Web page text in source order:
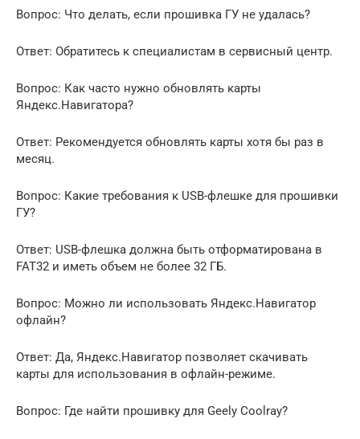
Вопрос: Что делать, если прошивка ГУ не удалась?
Ответ: Обратитесь к специалистам в сервисный центр.
Вопрос: Как часто нужно обновлять карты
Яндекс.Навигатора?
Ответ: Рекомендуется обновлять карты хотя бы раз в
месяц.
Вопрос: Какие требования к USB-флешке для прошивки
ГУ?
Ответ: USB-флешка должна быть отформатирована в
FAT32 и иметь объем не более 32 ГБ.
Вопрос: Можно ли использовать Яндекс.Навигатор
офлайн?
Ответ: Да, Яндекс.Навигатор позволяет скачивать
карты для использования в офлайн-режиме.
Вопрос: Где найти прошивку для Geely Coolray?